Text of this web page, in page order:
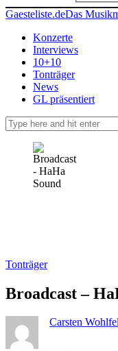
Gaesteliste.deDas
Konzerte
Interviews
10+10
Tonträger
News
GL präsentiert
Tonträger
Broadcast –
Carsten